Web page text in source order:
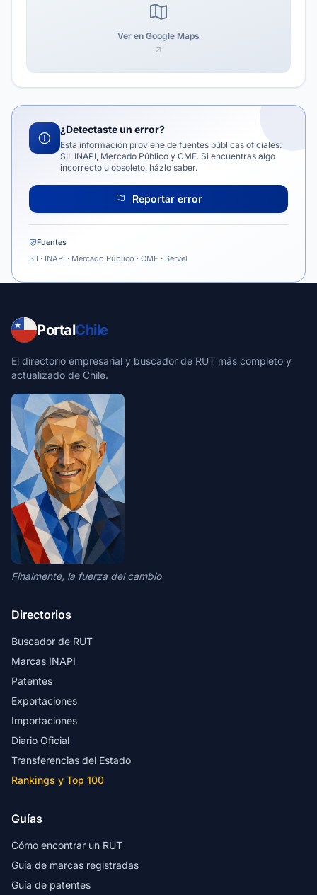
Ver en Google Maps
¿Detectaste un error?
Esta información proviene de fuentes públicas oficiales:
SII, INAPI, Mercado Público y CMF. Si encuentras algo
incorrecto u obsoleto, házlo saber.
Reportar error
Fuentes
SII · INAPI · Mercado Público · CMF · Servel
PortalChile
El directorio empresarial y buscador de RUT más completo y
actualizado de Chile.
Finalmente, la fuerza del cambio
Directorios
Buscador de RUT
Marcas INAPI
Patentes
Exportaciones
Importaciones
Diario Oficial
Transferencias del Estado
Rankings y Top 100
Guías
Cómo encontrar un RUT
Guía de marcas registradas
Guía de patentes